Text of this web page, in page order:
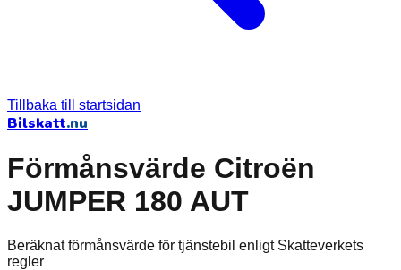
Tillbaka till startsidan
Bilskatt.nu
Förmånsvärde Citroën
JUMPER 180 AUT
Beräknat förmånsvärde för tjänstebil enligt Skatteverkets
regler